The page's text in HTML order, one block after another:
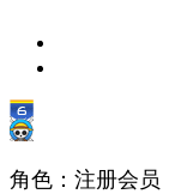
角色：注册会员